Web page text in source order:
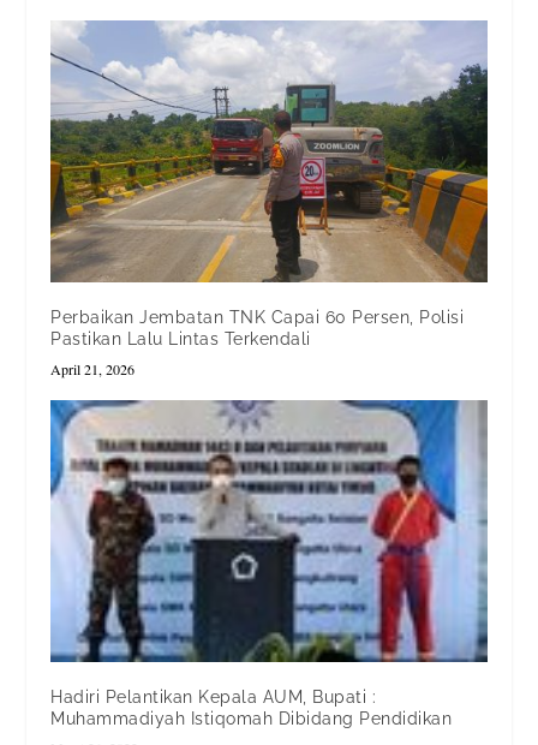
Perbaikan Jembatan TNK Capai 60 Persen, Polisi
Pastikan Lalu Lintas Terkendali
April 21, 2026
Hadiri Pelantikan Kepala AUM, Bupati :
Muhammadiyah Istiqomah Dibidang Pendidikan